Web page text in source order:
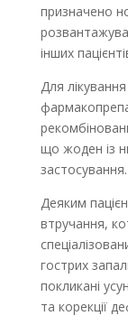
призначено
інших
Для
що жоден із
застосування.
Деяким
втручання,
гострих
покликані
та корекції